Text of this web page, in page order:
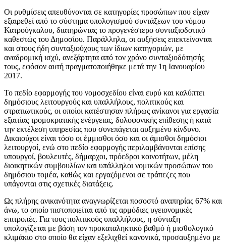
Οι ρυθμίσεις απευθύνονται σε κατηγορίες προσώπων που είχαν
εξαιρεθεί από το σύστημα υπολογισμού συντάξεων του νόμου
Κατρούγκαλου, διατηρώντας το προγενέστερο συνταξιοδοτικό
καθεστώς του Δημοσίου. Παράλληλα, οι αυξήσεις επεκτείνονται
και στους ήδη συνταξιούχους των ίδιων κατηγοριών, με
αναδρομική ισχύ, ανεξάρτητα από τον χρόνο συνταξιοδότησής
τους, εφόσον αυτή πραγματοποιήθηκε μετά την 1η Ιανουαρίου
2017.
Το πεδίο εφαρμογής του νομοσχεδίου είναι ευρύ και καλύπτει
δημόσιους λειτουργούς και υπαλλήλους, πολιτικούς και
στρατιωτικούς, οι οποίοι κατέστησαν πλήρως ανίκανοι για εργασία
εξαιτίας τρομοκρατικής ενέργειας, δολοφονικής επίθεσης ή κατά
την εκτέλεση υπηρεσίας που συνεπάγεται αυξημένο κίνδυνο.
Δικαιούχοι είναι τόσο οι έμμισθοι όσο και οι άμισθοι δημόσιοι
λειτουργοί, ενώ στο πεδίο εφαρμογής περιλαμβάνονται επίσης
υπουργοί, βουλευτές, δήμαρχοι, πρόεδροι κοινοτήτων, μέλη
διοικητικών συμβουλίων και υπάλληλοι νομικών προσώπων του
δημόσιου τομέα, καθώς και εργαζόμενοι σε τράπεζες που
υπάγονται στις σχετικές διατάξεις.
Ως πλήρης ανικανότητα αναγνωρίζεται ποσοστό αναπηρίας 67% και
άνω, το οποίο πιστοποιείται από τις αρμόδιες υγειονομικές
επιτροπές. Για τους πολιτικούς υπαλλήλους, η σύνταξη
υπολογίζεται με βάση τον προκαταληκτικό βαθμό ή μισθολογικό
κλιμάκιο στο οποίο θα είχαν εξελιχθεί κανονικά, προσαυξημένο με